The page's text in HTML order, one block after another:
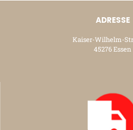
ADRESSE
Kaiser-Wilhelm-
45276 Essen